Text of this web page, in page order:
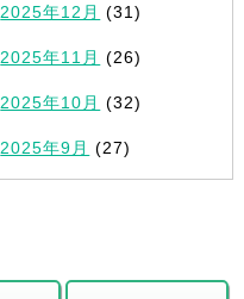
2025年12月 (31)
2025年11月 (26)
2025年10月 (32)
2025年9月 (27)